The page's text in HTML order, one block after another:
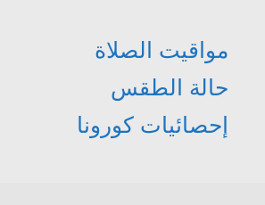
مواقيت الصلاة
حالة الطقس
إحصائيات كورونا